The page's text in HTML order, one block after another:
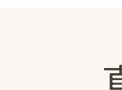
真